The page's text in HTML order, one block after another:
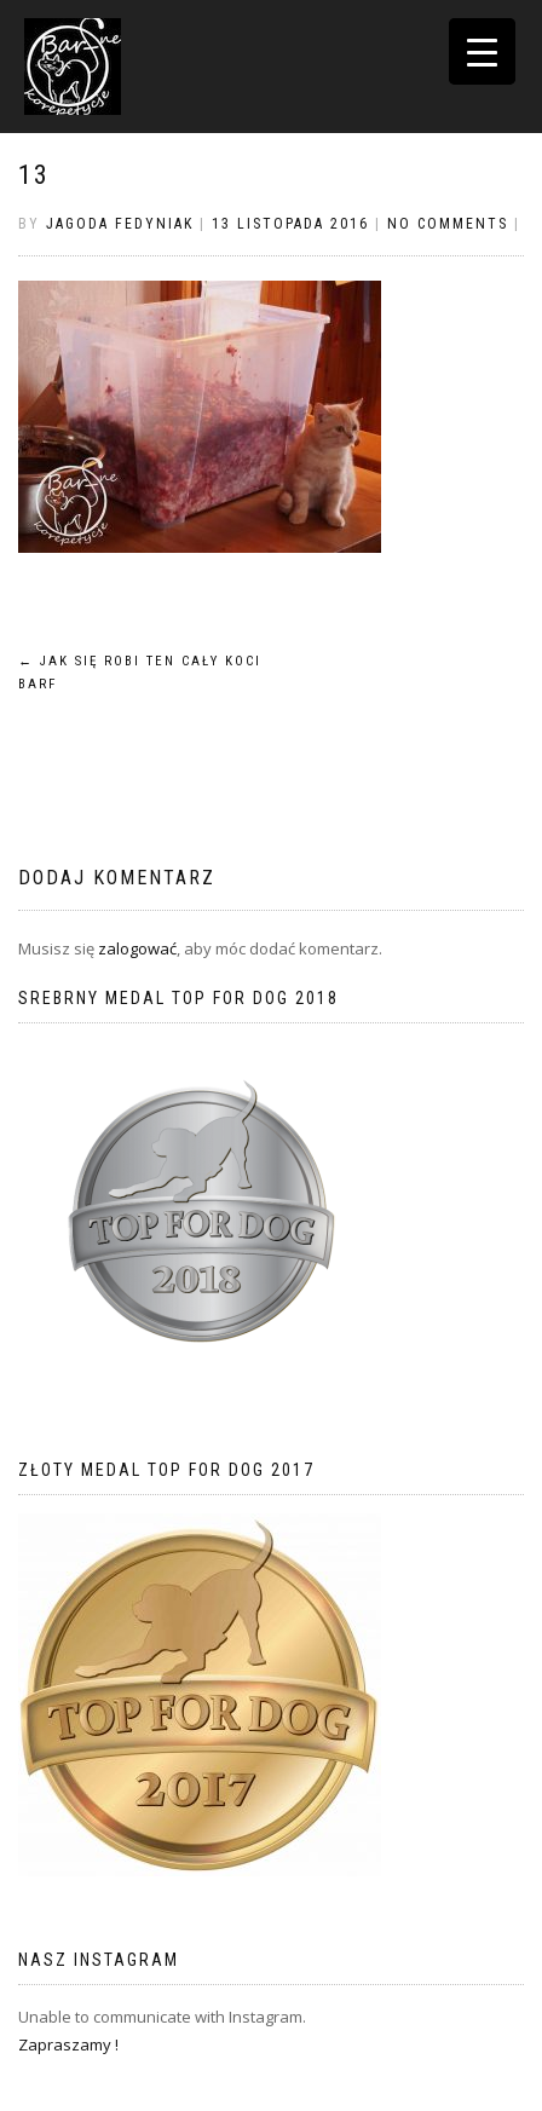
TOGGLE
13
BY JAGODA FEDYNIAK 13 LISTOPADA 2016 NO COMMENTS
Nawigacja
←
JAK SIĘ ROBI TEN CAŁY KOCI
BARF
DODAJ KOMENTARZ
Musisz się zalogować, aby móc dodać komentarz.
SREBRNY MEDAL TOP FOR DOG 2018
ZŁOTY MEDAL TOP FOR DOG 2017
NASZ INSTAGRAM
Unable to communicate with Instagram.
Zapraszamy !